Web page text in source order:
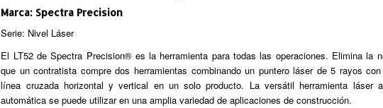
Marca: Spectra Precision
Serie: Nivel Láser
El LT52 de Spectra Precision® es la herramienta para todas las operaciones. Elimina la
que un contratista compre dos herramientas combinando un puntero láser de 5 rayos
línea cruzada horizontal y vertical en un solo producto. La versátil herramienta láser
automática se puede utilizar en una amplia variedad de aplicaciones de construcción.